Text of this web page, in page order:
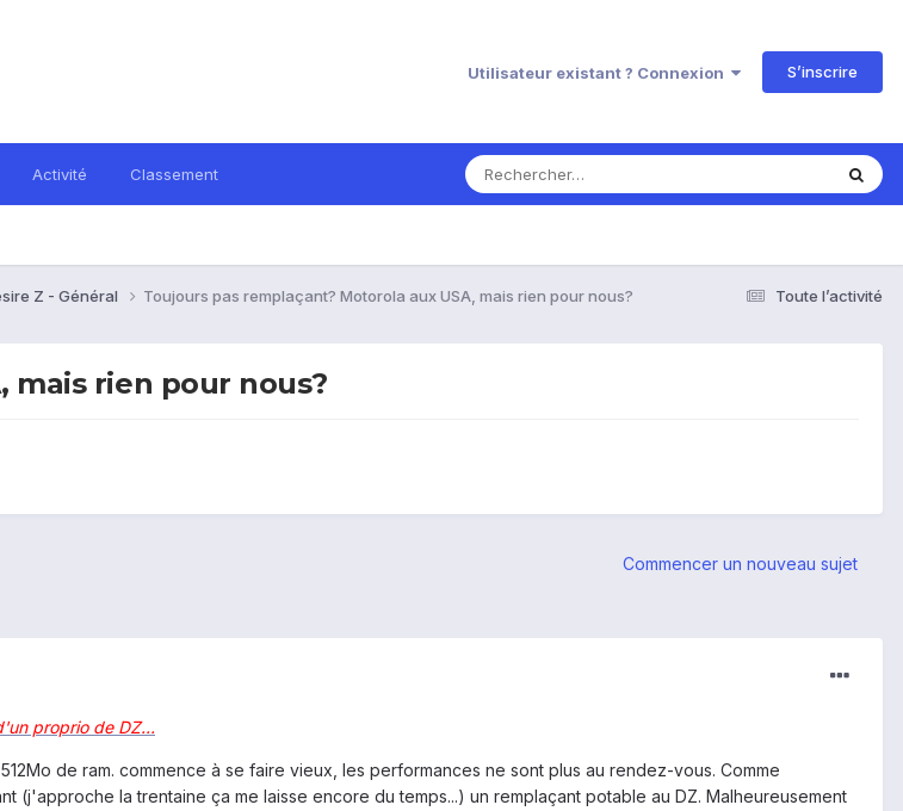
Utilisateur existant ? Connexion S’inscrire
Activité Classement
Toute l’activité
Z - Général Toujours pas remplaçant? Motorola aux USA, mais rien pour nous?
mais rien pour nous?
Commencer un nouveau sujet
proprio de DZ...
de ram. commence à se faire vieux, les performances ne sont plus au rendez-vous. Comme
la trentaine ça me laisse encore du temps...) un remplaçant potable au DZ. Malheureusement